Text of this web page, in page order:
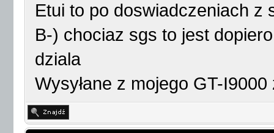
Etui to po doswiadczeniach z
B-) chociaz sgs to jest
dziala
Wysyłane z mojego GT-